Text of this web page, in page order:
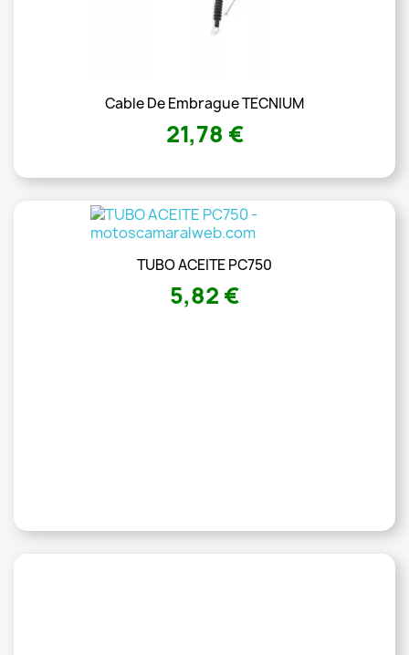
Cable De Embrague TECNIUM
21,78 €
TUBO ACEITE PC750
5,82 €